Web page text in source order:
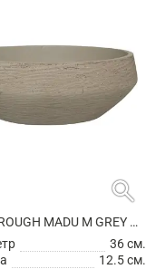
search
КАШПО ROUGH MADU M GREY WASHED
36 см.
12.5 см.